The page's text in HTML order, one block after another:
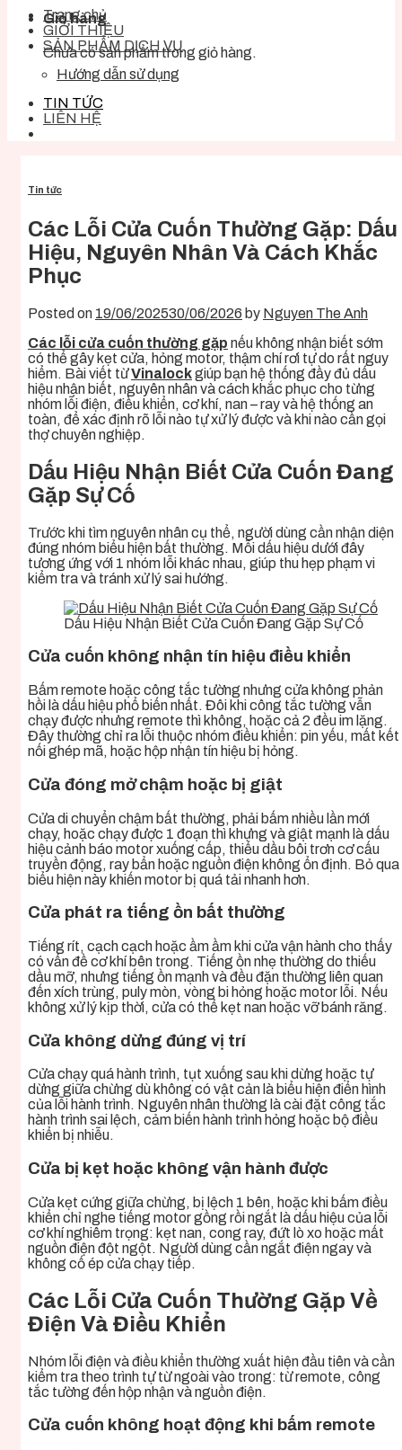
Giỏ hàng
Chưa có sản phẩm trong giỏ hàng.
Trang chủ
GIỚI THIỆU
SẢN PHẨM DỊCH VỤ
Hướng dẫn sử dụng
TIN TỨC
LIÊN HỆ
Tin tức
Các Lỗi Cửa Cuốn Thường Gặp: Dấu
Hiệu, Nguyên Nhân Và Cách Khắc
Phục
Posted on 19/06/202530/06/2026 by Nguyen The Anh
Các lỗi cửa cuốn thường gặp nếu không nhận biết sớm
có thể gây kẹt cửa, hỏng motor, thậm chí rơi tự do rất nguy
hiểm. Bài viết từVinalockgiúp bạn hệ thống đầy đủ dấu
hiệu nhận biết, nguyên nhân và cách khắc phục cho từng
nhóm lỗi điện, điều khiển, cơ khí, nan – ray và hệ thống an
toàn, để xác định rõ lỗi nào tự xử lý được và khi nào cần gọi
thợ chuyên nghiệp.
Dấu Hiệu Nhận Biết Cửa Cuốn Đang
Gặp Sự Cố
Trước khi tìm nguyên nhân cụ thể, người dùng cần nhận diện
đúng nhóm biểu hiện bất thường. Mỗi dấu hiệu dưới đây
tương ứng với 1 nhóm lỗi khác nhau, giúp thu hẹp phạm vi
kiểm tra và tránh xử lý sai hướng.
Dấu Hiệu Nhận Biết Cửa Cuốn Đang Gặp Sự Cố
Cửa cuốn không nhận tín hiệu điều khiển
Bấm remote hoặc công tắc tường nhưng cửa không phản
hồi là dấu hiệu phổ biến nhất. Đôi khi công tắc tường vẫn
chạy được nhưng remote thì không, hoặc cả 2 đều im lặng.
Đây thường chỉ ra lỗi thuộc nhóm điều khiển: pin yếu, mất kết
nối ghép mã, hoặc hộp nhận tín hiệu bị hỏng.
Cửa đóng mở chậm hoặc bị giật
Cửa di chuyển chậm bất thường, phải bấm nhiều lần mới
chạy, hoặc chạy được 1 đoạn thì khựng và giật mạnh là dấu
hiệu cảnh báo motor xuống cấp, thiếu dầu bôi trơn cơ cấu
truyền động, ray bẩn hoặc nguồn điện không ổn định. Bỏ qua
biểu hiện này khiến motor bị quá tải nhanh hơn.
Cửa phát ra tiếng ồn bất thường
Tiếng rít, cạch cạch hoặc ầm ầm khi cửa vận hành cho thấy
có vấn đề cơ khí bên trong. Tiếng ồn nhẹ thường do thiếu
dầu mỡ, nhưng tiếng ồn mạnh và đều đặn thường liên quan
đến xích trùng, puly mòn, vòng bi hỏng hoặc motor lỗi. Nếu
không xử lý kịp thời, cửa có thể kẹt nan hoặc vỡ bánh răng.
Cửa không dừng đúng vị trí
Cửa chạy quá hành trình, tụt xuống sau khi dừng hoặc tự
dừng giữa chừng dù không có vật cản là biểu hiện điển hình
của lỗi hành trình. Nguyên nhân thường là cài đặt công tắc
hành trình sai lệch, cảm biến hành trình hỏng hoặc bộ điều
khiển bị nhiễu.
Cửa bị kẹt hoặc không vận hành được
Cửa kẹt cứng giữa chừng, bị lệch 1 bên, hoặc khi bấm điều
khiển chỉ nghe tiếng motor gồng rồi ngắt là dấu hiệu của lỗi
cơ khí nghiêm trọng: kẹt nan, cong ray, đứt lò xo hoặc mất
nguồn điện đột ngột. Người dùng cần ngắt điện ngay và
không cố ép cửa chạy tiếp.
Các Lỗi Cửa Cuốn Thường Gặp Về
Điện Và Điều Khiển
Nhóm lỗi điện và điều khiển thường xuất hiện đầu tiên và cần
kiểm tra theo trình tự từ ngoài vào trong: từ remote, công
tắc tường đến hộp nhận và nguồn điện.
Cửa cuốn không hoạt động khi bấm remote